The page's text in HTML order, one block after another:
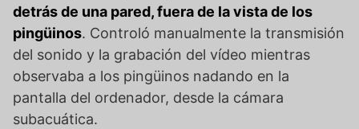
detrás de una pared, fuera de la vista de los
pingüinos. Controló manualmente la transmisión
del sonido y la grabación del vídeo mientras
observaba a los pingüinos nadando en la
pantalla del ordenador, desde la cámara
subacuática.